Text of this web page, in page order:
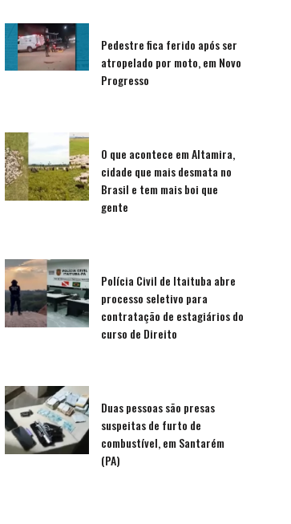
Pedestre fica ferido após ser
atropelado por moto, em Novo
Progresso
O que acontece em Altamira,
cidade que mais desmata no
Brasil e tem mais boi que
gente
Polícia Civil de Itaituba abre
processo seletivo para
contratação de estagiários do
curso de Direito
Duas pessoas são presas
suspeitas de furto de
combustível, em Santarém
(PA)